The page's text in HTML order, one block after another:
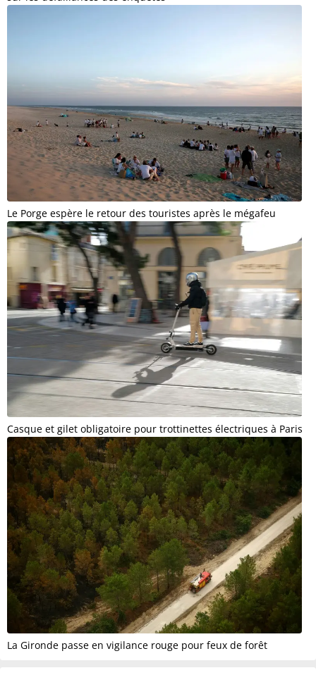
Le Porge espère le retour des touristes après le mégafeu
Casque et gilet obligatoire pour trottinettes électriques à Paris
La Gironde passe en vigilance rouge pour feux de forêt